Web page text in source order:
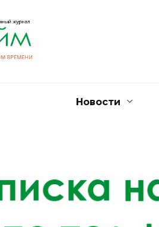
Новости